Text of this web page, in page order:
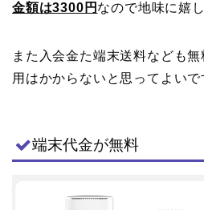
金額は3300円 なので地味に嬉
また入会金た端末送料なども
用はかからないと思ってよいで
端末代金が無料